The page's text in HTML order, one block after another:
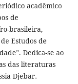
acadêmico
de
brasileira,
Estudos de
Dedica-se ao
das literaturas
Djebar.